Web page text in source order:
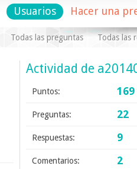
Usuarios Hacer una
Todas las preguntas Todas las
Actividad de
Puntos: 169
Preguntas: 22
Respuestas: 9
Comentarios: 2